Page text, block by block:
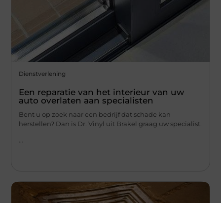
Dienstverlening
Een reparatie van het interieur van uw
auto overlaten aan specialisten
Bent u op zoek naar een bedrijf dat schade kan
herstellen? Dan is Dr. Vinyl uit Brakel graag uw specialist.
...